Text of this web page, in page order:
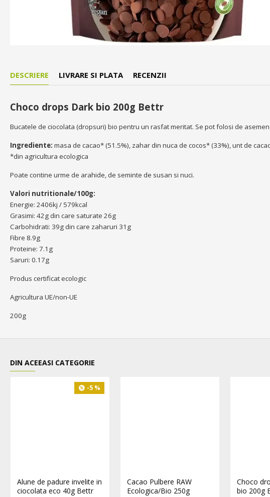
DESCRIERE LIVRARE SI PLATA RECENZII
Choco drops Dark bio 200g Bettr
Bucatele de ciocolata (dropsuri) bio pentru un rasfat meritat. Se pot folosi de
Ingrediente: masa de cacao* (51.5%), zahar din nuca de cocos* (33%), unt de
*din agricultura ecologica
Poate contine urme de arahide, de seminte de susan si nuci.
Valori nutritionale/100g:
Energie: 2406kj / 579kcal
Grasimi: 42g din care saturate 26g
Carbohidrati: 39g din care zaharuri 31g
Fibre 8.9g
Proteine: 7.1g
Saruri: 0.17g
Produs certificat ecologic
Agricultura UE/non-UE
200g
DIN ACEEASI CATEGORIE
-5 %
Alune de padure invelite in
ciocolata eco 40g Bettr
Cacao Pulbere RAW
Ecologica/Bio 250g
Choco
bio 200g